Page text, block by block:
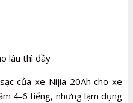
lâu thì đầy
của xe Nijia 20Ah cho xe
4-6 tiếng, nhưng lạm dụng